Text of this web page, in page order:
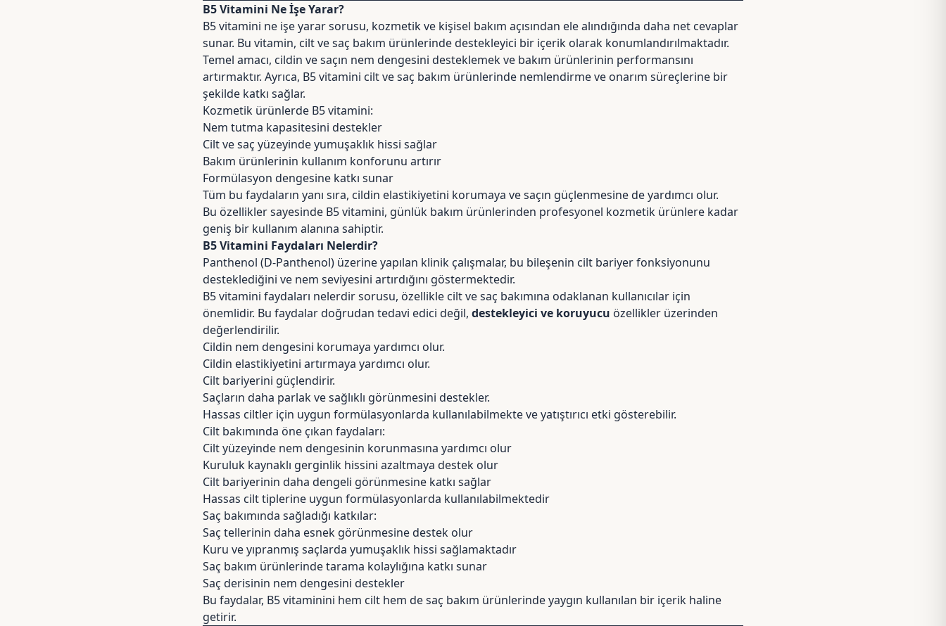
B5 Vitamini Ne İşe Yarar?
B5 vitamini ne işe yarar sorusu, kozmetik ve kişisel bakım açısından ele alındığında daha net cevaplar
sunar. Bu vitamin, cilt ve saç bakım ürünlerinde destekleyici bir içerik olarak konumlandırılmaktadır.
Temel amacı, cildin ve saçın nem dengesini desteklemek ve bakım ürünlerinin performansını
artırmaktır. Ayrıca, B5 vitamini cilt ve saç bakım ürünlerinde nemlendirme ve onarım süreçlerine bir
şekilde katkı sağlar.
Kozmetik ürünlerde B5 vitamini:
Nem tutma kapasitesini destekler
Cilt ve saç yüzeyinde yumuşaklık hissi sağlar
Bakım ürünlerinin kullanım konforunu artırır
Formülasyon dengesine katkı sunar
Tüm bu faydaların yanı sıra, cildin elastikiyetini korumaya ve saçın güçlenmesine de yardımcı olur.
Bu özellikler sayesinde B5 vitamini, günlük bakım ürünlerinden profesyonel kozmetik ürünlere kadar
geniş bir kullanım alanına sahiptir.
B5 Vitamini Faydaları Nelerdir?
Panthenol (D-Panthenol) üzerine yapılan klinik çalışmalar, bu bileşenin cilt bariyer fonksiyonunu
desteklediğini ve nem seviyesini artırdığını göstermektedir.
B5 vitamini faydaları nelerdir sorusu, özellikle cilt ve saç bakımına odaklanan kullanıcılar için
önemlidir. Bu faydalar doğrudan tedavi edici değil, destekleyici ve koruyucu özellikler üzerinden
değerlendirilir.
Cildin nem dengesini korumaya yardımcı olur.
Cildin elastikiyetini artırmaya yardımcı olur.
Cilt bariyerini güçlendirir.
Saçların daha parlak ve sağlıklı görünmesini destekler.
Hassas ciltler için uygun formülasyonlarda kullanılabilmekte ve yatıştırıcı etki gösterebilir.
Cilt bakımında öne çıkan faydaları:
Cilt yüzeyinde nem dengesinin korunmasına yardımcı olur
Kuruluk kaynaklı gerginlik hissini azaltmaya destek olur
Cilt bariyerinin daha dengeli görünmesine katkı sağlar
Hassas cilt tiplerine uygun formülasyonlarda kullanılabilmektedir
Saç bakımında sağladığı katkılar:
Saç tellerinin daha esnek görünmesine destek olur
Kuru ve yıpranmış saçlarda yumuşaklık hissi sağlamaktadır
Saç bakım ürünlerinde tarama kolaylığına katkı sunar
Saç derisinin nem dengesini destekler
Bu faydalar, B5 vitaminini hem cilt hem de saç bakım ürünlerinde yaygın kullanılan bir içerik haline
getirir.